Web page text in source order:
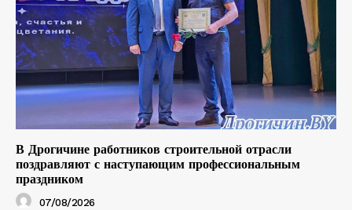
В Дрогичине работников строительной отрасли
поздравляют с наступающим профессиональным
праздником
07/08/2026